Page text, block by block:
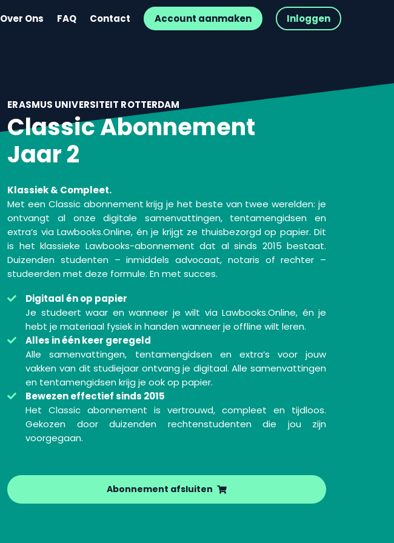
Over Ons FAQ Contact Account aanmaken Inloggen
ERASMUS UNIVERSITEIT ROTTERDAM
Classic Abonnement
Jaar 2
Klassiek & Compleet.
Met een Classic abonnement krijg je het beste van twee werelden: je
ontvangt al onze digitale samenvattingen, tentamengidsen en
extra’s via Lawbooks.Online, én je krijgt ze thuisbezorgd op papier. Dit
is het klassieke Lawbooks-abonnement dat al sinds 2015 bestaat.
Duizenden studenten – inmiddels advocaat, notaris of rechter –
studeerden met deze formule. En met succes.
Digitaal én op papier
Je studeert waar en wanneer je wilt via Lawbooks.Online, én je
hebt je materiaal fysiek in handen wanneer je offline wilt leren.
Alles in één keer geregeld
Alle samenvattingen, tentamengidsen en extra’s voor jouw
vakken van dit studiejaar ontvang je digitaal. Alle samenvattingen
en tentamengidsen krijg je ook op papier.
Bewezen effectief sinds 2015
Het Classic abonnement is vertrouwd, compleet en tijdloos.
Gekozen door duizenden rechtenstudenten die jou zijn
voorgegaan.
Abonnement afsluiten